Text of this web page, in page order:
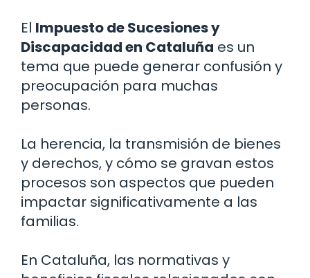
El Impuesto de Sucesiones y
Discapacidad en Cataluña es un
tema que puede generar confusión y
preocupación para muchas
personas.
La herencia, la transmisión de bienes
y derechos, y cómo se gravan estos
procesos son aspectos que pueden
impactar significativamente a las
familias.
En Cataluña, las normativas y